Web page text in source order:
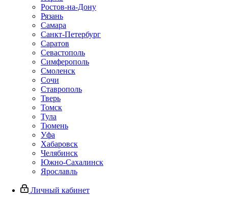
Ростов-на-Дону
Рязань
Самара
Санкт-Петербург
Саратов
Севастополь
Симферополь
Смоленск
Сочи
Ставрополь
Тверь
Томск
Тула
Тюмень
Уфа
Хабаровск
Челябинск
Южно-Сахалинск
Ярославль
Личный кабинет